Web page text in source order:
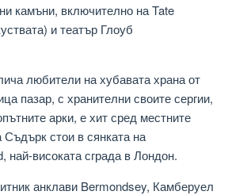
камъни, включително на Tate
и театър Глоуб
любители на хубавата храна от
пазар, с хранителни своите сергии,
арки, е хит сред местните
стои в сянката на
най-високата сграда в Лондон.
анклави Bermondsey, Камберуел